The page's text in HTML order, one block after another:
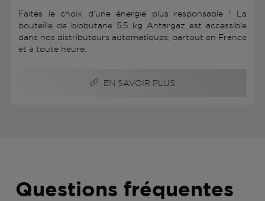
Faites le choix d'une énergie plus responsable ! La
bouteille de biobutane 5,5 kg Antargaz est accessible
dans nos distributeurs automatiques, partout en France
et à toute heure.
EN SAVOIR PLUS
Questions fréquentes